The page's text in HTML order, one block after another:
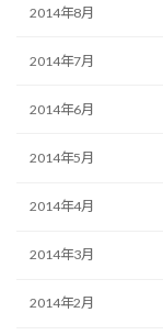
2014年8月
2014年7月
2014年6月
2014年5月
2014年4月
2014年3月
2014年2月